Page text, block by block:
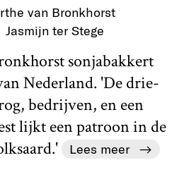
van Bronkhorst
Jasmijn ter Stege
sonjabakkert
Nederland. 'De drie-
bedrijven, en een
lijkt een patroon in de
Lees meer